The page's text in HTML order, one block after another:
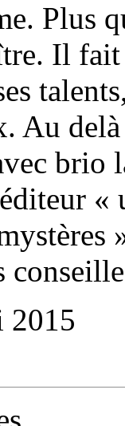
Plus
Il
Au
brio
2015